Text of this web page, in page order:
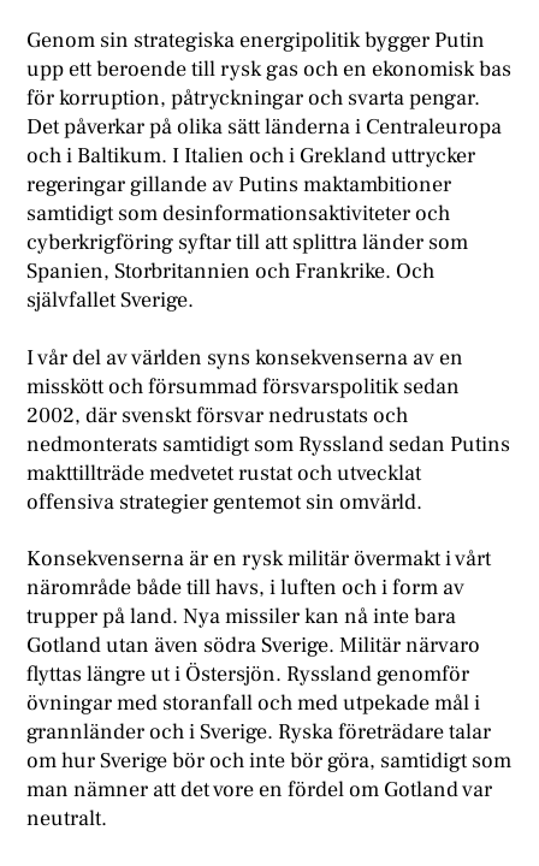
Genom sin strategiska energipolitik bygger Putin
upp ett beroende till rysk gas och en ekonomisk bas
för korruption, påtryckningar och svarta pengar.
Det påverkar på olika sätt länderna i Centraleuropa
och i Baltikum. I Italien och i Grekland uttrycker
regeringar gillande av Putins maktambitioner
samtidigt som desinformationsaktiviteter och
cyberkrigföring syftar till att splittra länder som
Spanien, Storbritannien och Frankrike. Och
självfallet Sverige.
I vår del av världen syns konsekvenserna av en
misskött och försummad försvarspolitik sedan
2002, där svenskt försvar nedrustats och
nedmonterats samtidigt som Ryssland sedan Putins
makttillträde medvetet rustat och utvecklat
offensiva strategier gentemot sin omvärld.
Konsekvenserna är en rysk militär övermakt i vårt
närområde både till havs, i luften och i form av
trupper på land. Nya missiler kan nå inte bara
Gotland utan även södra Sverige. Militär närvaro
flyttas längre ut i Östersjön. Ryssland genomför
övningar med storanfall och med utpekade mål i
grannländer och i Sverige. Ryska företrädare talar
om hur Sverige bör och inte bör göra, samtidigt som
man nämner att det vore en fördel om Gotland var
neutralt.